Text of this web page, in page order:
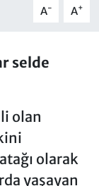
A- A+
selde
olan
olarak
yaşayan